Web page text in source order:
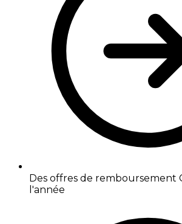
Des offres de remboursement
l'année